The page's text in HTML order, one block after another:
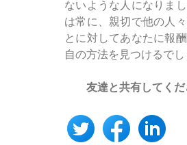
ないような人になりま
は常に、親切で他の人
とに対してあなたに報
自の方法を見つけるでし
友達と共有してくだ